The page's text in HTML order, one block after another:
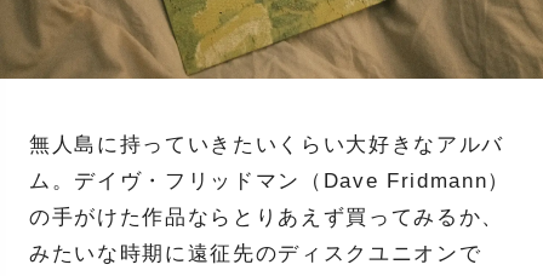
無人島に持っていきたいくらい大好きなアルバ
ム。デイヴ・フリッドマン（Dave Fridmann）
の手がけた作品ならとりあえず買ってみるか、
みたいな時期に遠征先のディスクユニオンで